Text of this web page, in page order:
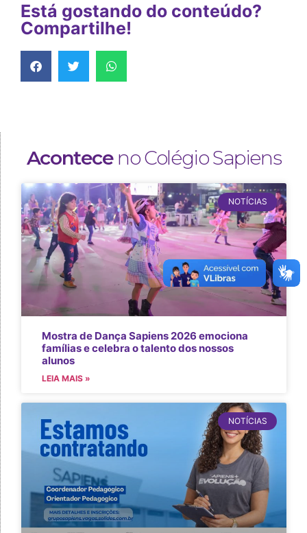
Está gostando do conteúdo?
Compartilhe!
Aconteceno Colégio Sapiens
NOTÍCIAS
Mostra de Dança Sapiens 2026 emociona
famílias e celebra o talento dos nossos
alunos
LEIA MAIS »
NOTÍCIAS